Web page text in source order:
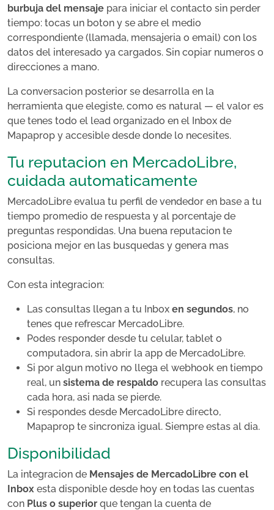
burbuja del mensaje para iniciar el contacto sin perder
tiempo: tocas un boton y se abre el medio
correspondiente (llamada, mensajeria o email) con los
datos del interesado ya cargados. Sin copiar numeros o
direcciones a mano.
La conversacion posterior se desarrolla en la
herramienta que elegiste, como es natural — el valor es
que tenes todo el lead organizado en el Inbox de
Mapaprop y accesible desde donde lo necesites.
Tu reputacion en MercadoLibre,
cuidada automaticamente
MercadoLibre evalua tu perfil de vendedor en base a tu
tiempo promedio de respuesta y al porcentaje de
preguntas respondidas. Una buena reputacion te
posiciona mejor en las busquedas y genera mas
consultas.
Con esta integracion:
Las consultas llegan a tu Inbox en segundos, no
tenes que refrescar MercadoLibre.
Podes responder desde tu celular, tablet o
computadora, sin abrir la app de MercadoLibre.
Si por algun motivo no llega el webhook en tiempo
real, un sistema de respaldo recupera las consultas
cada hora, asi nada se pierde.
Si respondes desde MercadoLibre directo,
Mapaprop te sincroniza igual. Siempre estas al dia.
Disponibilidad
La integracion de Mensajes de MercadoLibre con el
Inbox esta disponible desde hoy en todas las cuentas
con Plus o superior que tengan la cuenta de